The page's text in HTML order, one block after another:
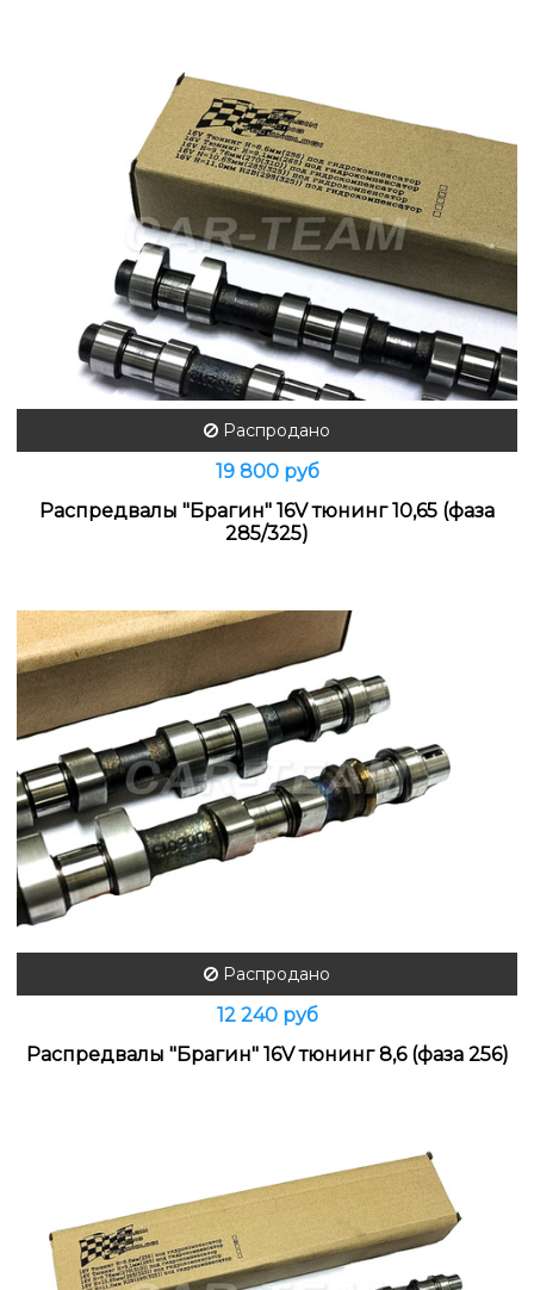
Распродано
19 800 руб
Распредвалы "Брагин" 16V тюнинг 10,65 (фаза
285/325)
Распродано
12 240 руб
Распредвалы "Брагин" 16V тюнинг 8,6 (фаза 256)